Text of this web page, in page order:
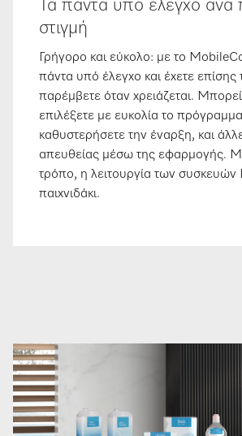
Τα πάντα υπό έλεγχο ανά
στιγμή
Γρήγορο και εύκολο: με το
πάντα υπό έλεγχο και έχετε επίσης
παρέμβετε όταν χρειάζεται.
επιλέξετε με ευκολία το
καθυστερήσετε την έναρξη, και
απευθείας μέσω της εφαρμογής.
τρόπο, η λειτουργία των συσκευών
παιχνιδάκι.